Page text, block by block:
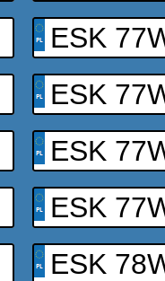
ESK
ESK
ESK
ESK
ESK